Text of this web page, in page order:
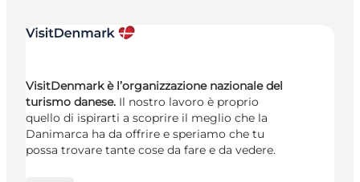
VisitDenmark è l’organizzazione nazionale del
turismo danese. Il nostro lavoro è proprio
quello di ispirarti a scoprire il meglio che la
Danimarca ha da offrire e speriamo che tu
possa trovare tante cose da fare e da vedere.